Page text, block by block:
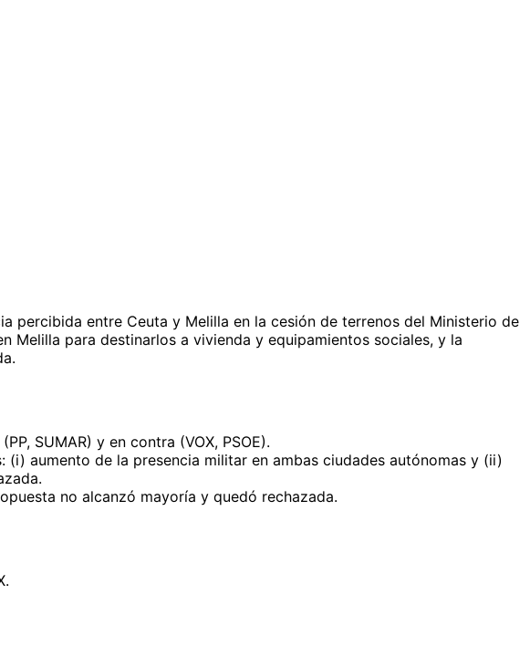
percibida entre Ceuta y Melilla en la cesión de terrenos del Ministerio de
Melilla para destinarlos a vivienda y equipamientos sociales, y la
SUMAR) y en contra (VOX, PSOE).
(i) aumento de la presencia militar en ambas ciudades autónomas y (ii)
no alcanzó mayoría y quedó rechazada.